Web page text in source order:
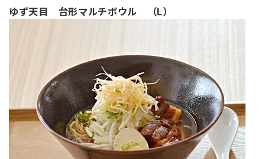
ゆず天目 台形マルチボウル （L）